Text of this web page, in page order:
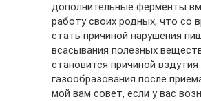
дополнительные ферменты
работу своих родных, что со
стать причиной нарушения
всасывания полезных
становится причиной
газообразования после
мой вам совет, если у вас